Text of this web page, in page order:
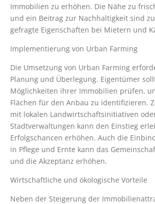
Immobilien zu erhöhen. Die Nähe zu
und ein Beitrag zur Nachhaltigkeit sind
gefragte Eigenschaften bei Mietern und
Implementierung von Urban Farming
Die Umsetzung von Urban Farming
Planung und Überlegung. Eigentümer
Möglichkeiten ihrer Immobilien prüfen,
Flächen für den Anbau zu identifizieren.
mit lokalen Landwirtschaftsinitiativen
Stadtverwaltungen kann den Einstieg
Erfolgschancen erhöhen. Auch die
in Pflege und Ernte kann das
und die Akzeptanz erhöhen.
Wirtschaftliche und ökologische Vorteile
Neben der Steigerung der